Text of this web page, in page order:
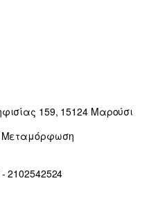
159, 15124 Μαρούσι
Μεταμόρφωση
2102542524